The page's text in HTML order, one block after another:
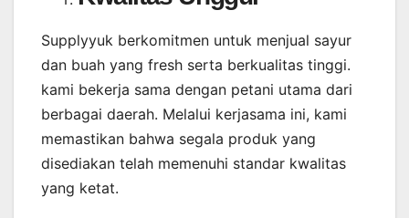
Supplyyuk berkomitmen untuk menjual sayur
dan buah yang fresh serta berkualitas tinggi.
kami bekerja sama dengan petani utama dari
berbagai daerah. Melalui kerjasama ini, kami
memastikan bahwa segala produk yang
disediakan telah memenuhi standar kwalitas
yang ketat.